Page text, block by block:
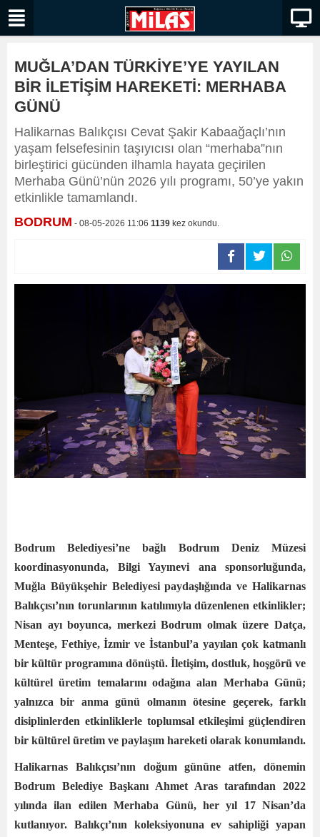
MUĞLA’DAN TÜRKİYE’YE YAYILAN
BİR İLETİŞİM HAREKETİ: MERHABA
GÜNÜ
Halikarnas Balıkçısı Cevat Şakir Kabaağaçlı’nın
yaşam felsefesinin taşıyıcısı olan “merhaba”nın
birleştirici gücünden ilhamla hayata geçirilen
Merhaba Günü’nün 2026 yılı programı, 50’ye yakın
etkinlikle tamamlandı.
BODRUM - 08-05-2026 11:06 1139 kez okundu.
Bodrum Belediyesi’ne bağlı Bodrum Deniz Müzesi
koordinasyonunda, Bilgi Yayınevi ana sponsorluğunda,
Muğla Büyükşehir Belediyesi paydaşlığında ve Halikarnas
Balıkçısı’nın torunlarının katılımıyla düzenlenen etkinlikler;
Nisan ayı boyunca, merkezi Bodrum olmak üzere Datça,
Menteşe, Fethiye, İzmir ve İstanbul’a yayılan çok katmanlı
bir kültür programına dönüştü. İletişim, dostluk, hoşgörü ve
kültürel üretim temalarını odağına alan Merhaba Günü;
yalnızca bir anma günü olmanın ötesine geçerek, farklı
disiplinlerden etkinliklerle toplumsal etkileşimi güçlendiren
bir kültürel üretim ve paylaşım hareketi olarak konumlandı.
Halikarnas Balıkçısı’nın doğum gününe atfen, dönemin
Bodrum Belediye Başkanı Ahmet Aras tarafından 2022
yılında ilan edilen Merhaba Günü, her yıl 17 Nisan’da
kutlanıyor. Balıkçı’nın koleksiyonuna ev sahipliği yapan